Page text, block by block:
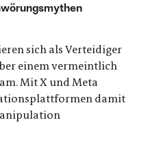
sich als Verteidiger
einem vermeintlich
Mit X und Meta
damit